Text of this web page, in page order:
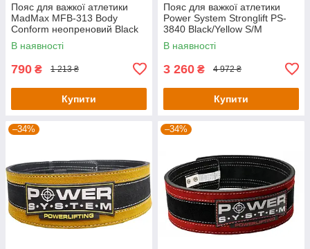
Пояс для важкої атлетики
MadMax MFB-313 Body
Conform неопреновий Black
XS
В наявності
790 ₴ 1 213 ₴
Купити
Пояс для важкої атлетики
Power System Stronglift PS-
3840 Black/Yellow S/M
В наявності
3 260 ₴ 4 972 ₴
Купити
–34% –34%